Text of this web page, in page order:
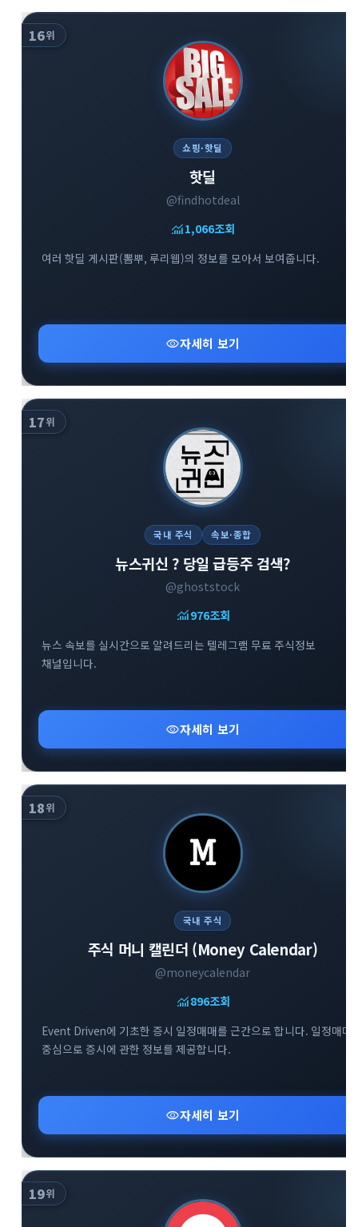
16위
쇼핑·핫딜
핫딜
@findhotdeal
monitoring1,066조회
여러 핫딜 게시판(뽐뿌, 루리웹)의 정보를 모아서 보여줍니다.
visibility자세히 보기
17위
국내 주식 속보·종합
뉴스귀신 ? 당일 급등주 검색?
@ghoststock
monitoring976조회
뉴스 속보를 실시간으로 알려드리는 텔레그램 무료 주식정보
채널입니다.
visibility자세히 보기
18위
국내 주식
주식 머니 캘린더 (Money Calendar)
@moneycalendar
monitoring896조회
Event Driven에 기초한 증시 일정매매를 근간으로 합니다. 일정매매
중심으로 증시에 관한 정보를 제공합니다.
visibility자세히 보기
19위